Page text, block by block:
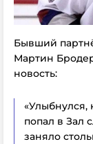
Бывший
Мартин
новость:
«Улыбнулся,
попал в Зал
заняло